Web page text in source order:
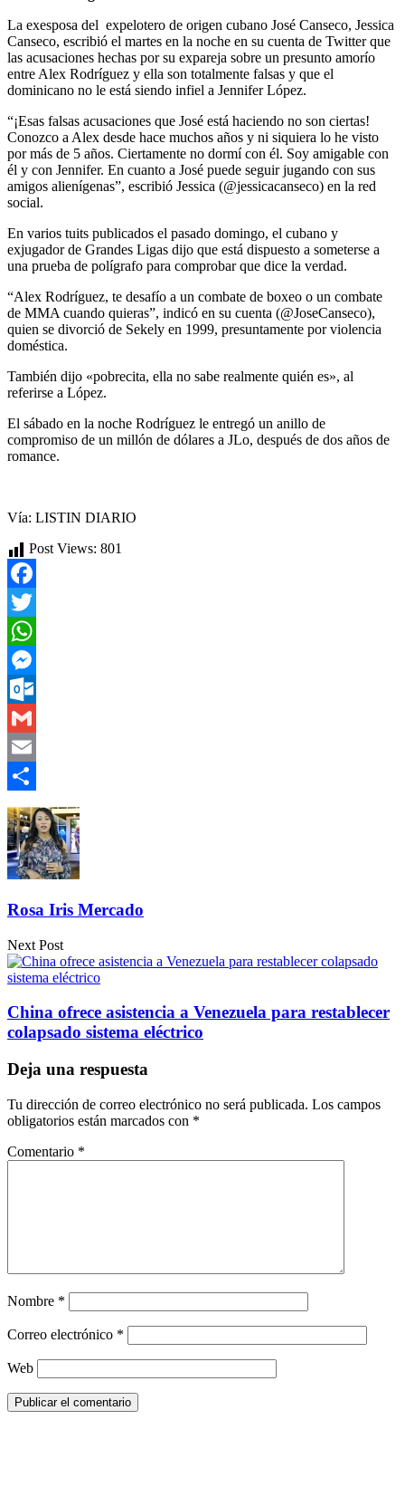
La exesposa del expelotero de origen cubano José Canseco, Jessica
Canseco, escribió el martes en la noche en su cuenta de Twitter que
las acusaciones hechas por su expareja sobre un presunto amorío
entre Alex Rodríguez y ella son totalmente falsas y que el
dominicano no le está siendo infiel a Jennifer López.
“¡Esas falsas acusaciones que José está haciendo no son ciertas!
Conozco a Alex desde hace muchos años y ni siquiera lo he visto
por más de 5 años. Ciertamente no dormí con él. Soy amigable con
él y con Jennifer. En cuanto a José puede seguir jugando con sus
amigos alienígenas”, escribió Jessica (@jessicacanseco) en la red
social.
En varios tuits publicados el pasado domingo, el cubano y
exjugador de Grandes Ligas dijo que está dispuesto a someterse a
una prueba de polígrafo para comprobar que dice la verdad.
“Alex Rodríguez, te desafío a un combate de boxeo o un combate
de MMA cuando quieras”, indicó en su cuenta (@JoseCanseco),
quien se divorció de Sekely en 1999, presuntamente por violencia
doméstica.
También dijo «pobrecita, ella no sabe realmente quién es», al
referirse a López.
El sábado en la noche Rodríguez le entregó un anillo de
compromiso de un millón de dólares a JLo, después de dos años de
romance.
Vía: LISTIN DIARIO
Post Views: 801
Facebook
Twitter
WhatsApp
Messenger
Outlook.com
Gmail
Email
Compartir
Rosa Iris Mercado
Next Post
China ofrece asistencia a Venezuela para restablecer
colapsado sistema eléctrico
Deja una respuesta
Tu dirección de correo electrónico no será publicada. Los campos
obligatorios están marcados con *
Comentario *
Nombre *
Correo electrónico *
Web